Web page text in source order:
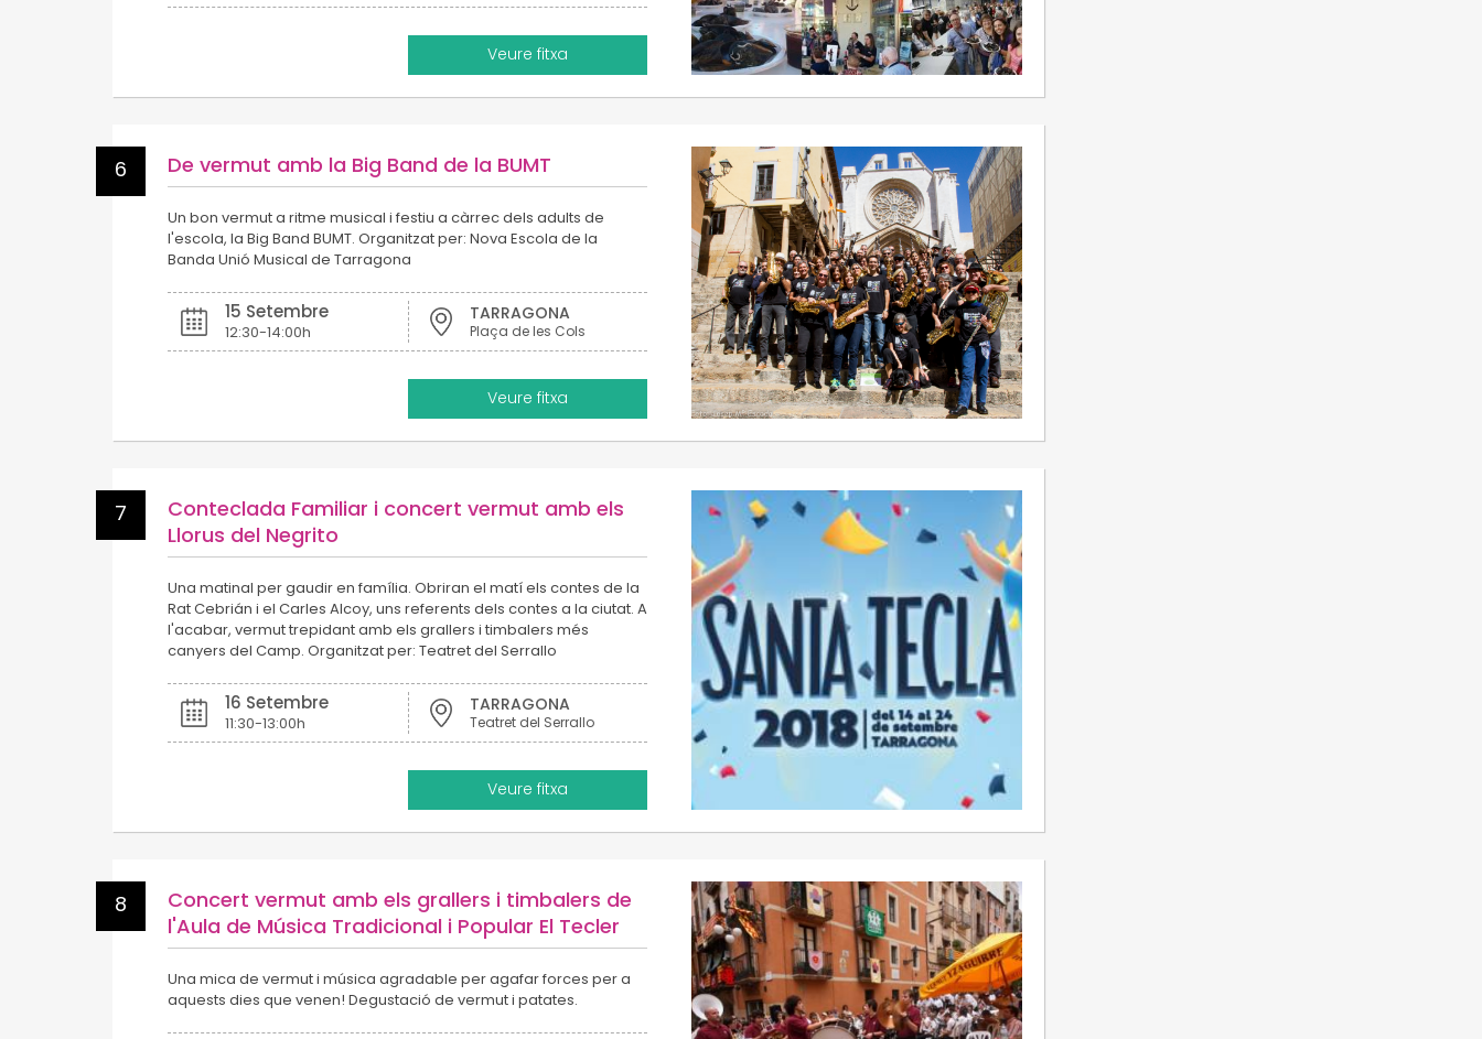
Veure fitxa
6 De vermut amb la Big Band de la BUMT
Un bon vermut a ritme musical i festiu a càrrec dels adults de
l'escola, la Big Band BUMT. Organitzat per: Nova Escola de la
Banda Unió Musical de Tarragona
15 Setembre
12:30-14:00h
TARRAGONA
Plaça de les Cols
Veure fitxa
7
Conteclada Familiar i concert vermut amb els
Llorus del Negrito
Una matinal per gaudir en família. Obriran el matí els contes de la
Rat Cebrián i el Carles Alcoy, uns referents dels contes a la ciutat. A
l'acabar, vermut trepidant amb els grallers i timbalers més
canyers del Camp. Organitzat per: Teatret del Serrallo
16 Setembre
11:30-13:00h
TARRAGONA
Teatret del Serrallo
Veure fitxa
8
Concert vermut amb els grallers i timbalers de
l'Aula de Música Tradicional i Popular El Tecler
Una mica de vermut i música agradable per agafar forces per a
aquests dies que venen! Degustació de vermut i patates.